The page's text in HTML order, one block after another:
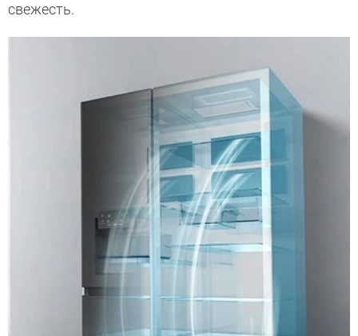
свежесть.